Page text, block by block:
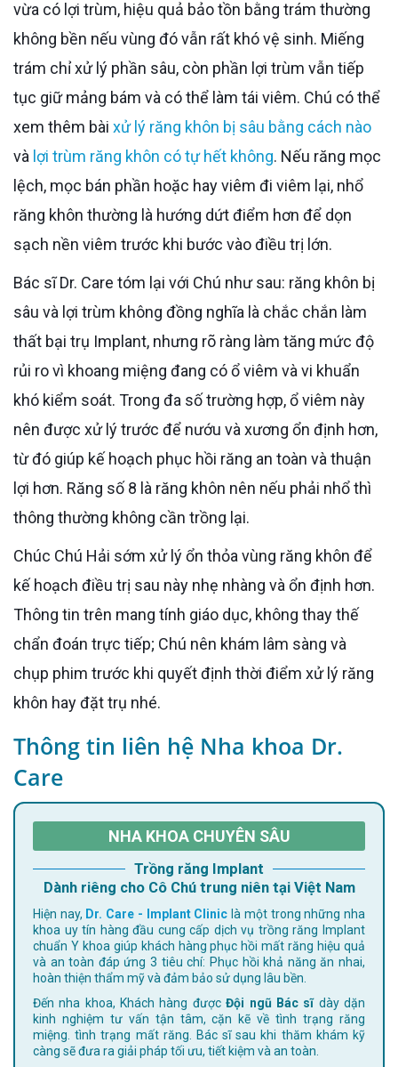
vừa có lợi trùm, hiệu quả bảo tồn bằng trám thường
không bền nếu vùng đó vẫn rất khó vệ sinh. Miếng
trám chỉ xử lý phần sâu, còn phần lợi trùm vẫn tiếp
tục giữ mảng bám và có thể làm tái viêm. Chú có thể
xem thêm bài xử lý răng khôn bị sâu bằng cách nào
và lợi trùm răng khôn có tự hết không. Nếu răng mọc
lệch, mọc bán phần hoặc hay viêm đi viêm lại, nhổ
răng khôn thường là hướng dứt điểm hơn để dọn
sạch nền viêm trước khi bước vào điều trị lớn.
Bác sĩ Dr. Care tóm lại với Chú như sau: răng khôn bị
sâu và lợi trùm không đồng nghĩa là chắc chắn làm
thất bại trụ Implant, nhưng rõ ràng làm tăng mức độ
rủi ro vì khoang miệng đang có ổ viêm và vi khuẩn
khó kiểm soát. Trong đa số trường hợp, ổ viêm này
nên được xử lý trước để nướu và xương ổn định hơn,
từ đó giúp kế hoạch phục hồi răng an toàn và thuận
lợi hơn. Răng số 8 là răng khôn nên nếu phải nhổ thì
thông thường không cần trồng lại.
Chúc Chú Hải sớm xử lý ổn thỏa vùng răng khôn để
kế hoạch điều trị sau này nhẹ nhàng và ổn định hơn.
Thông tin trên mang tính giáo dục, không thay thế
chẩn đoán trực tiếp; Chú nên khám lâm sàng và
chụp phim trước khi quyết định thời điểm xử lý răng
khôn hay đặt trụ nhé.
Thông tin liên hệ Nha khoa Dr.
Care
NHA KHOA CHUYÊN SÂU
Trồng răng Implant
Dành riêng cho Cô Chú trung niên tại Việt Nam
Hiện nay, Dr. Care - Implant Clinic là một trong những nha
khoa uy tín hàng đầu cung cấp dịch vụ trồng răng Implant
chuẩn Y khoa giúp khách hàng phục hồi mất răng hiệu quả
và an toàn đáp ứng 3 tiêu chí: Phục hồi khả năng ăn nhai,
hoàn thiện thẩm mỹ và đảm bảo sử dụng lâu bền.
Đến nha khoa, Khách hàng đượcĐội ngũ Bác sĩdày dặn
kinh nghiệm tư vấn tận tâm, cặn kẽ về tình trạng răng
miệng. tình trạng mất răng. Bác sĩ sau khi thăm khám kỹ
càng sẽ đưa ra giải pháp tối ưu, tiết kiệm và an toàn.